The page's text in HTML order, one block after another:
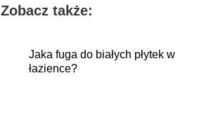
Zobacz także:
Jaka fuga do białych płytek w
łazience?